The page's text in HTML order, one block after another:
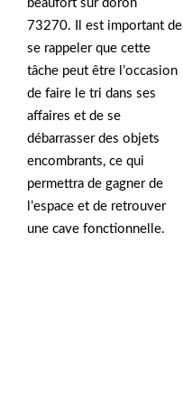
beaufort sur doron
73270. Il est important de
se rappeler que cette
tâche peut être l’occasion
de faire le tri dans ses
affaires et de se
débarrasser des objets
encombrants, ce qui
permettra de gagner de
l’espace et de retrouver
une cave fonctionnelle.